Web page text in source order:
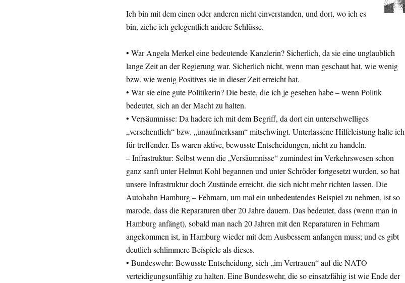
Ich bin mit dem einen oder anderen nicht einverstanden, und dort, wo ich es
bin, ziehe ich gelegentlich andere Schlüsse.
• War Angela Merkel eine bedeutende Kanzlerin? Sicherlich, da sie eine unglaublich
lange Zeit an der Regierung war. Sicherlich nicht, wenn man geschaut hat, wie wenig
bzw. wie wenig Positives sie in dieser Zeit erreicht hat.
• War sie eine gute Politikerin? Die beste, die ich je gesehen habe – wenn Politik
bedeutet, sich an der Macht zu halten.
• Versäumnisse: Da hadere ich mit dem Begriff, da dort ein unterschwelliges
„versehentlich“ bzw. „unaufmerksam“ mitschwingt. Unterlassene Hilfeleistung halte ich
für treffender. Es waren aktive, bewusste Entscheidungen, nicht zu handeln.
– Infrastruktur: Selbst wenn die „Versäumnisse“ zumindest im Verkehrswesen schon
ganz sanft unter Helmut Kohl begannen und unter Schröder fortgesetzt wurden, so hat
unsere Infrastruktur doch Zustände erreicht, die sich nicht mehr richten lassen. Die
Autobahn Hamburg – Fehmarn, um mal ein unbedeutendes Beispiel zu nehmen, ist so
marode, dass die Reparaturen über 20 Jahre dauern. Das bedeutet, dass (wenn man in
Hamburg anfängt), sobald man nach 20 Jahren mit den Reparaturen in Fehmarn
angekommen ist, in Hamburg wieder mit dem Ausbessern anfangen muss; und es gibt
deutlich schlimmere Beispiele als dieses.
• Bundeswehr: Bewusste Entscheidung, sich „im Vertrauen“ auf die NATO
verteidigungsunfähig zu halten. Eine Bundeswehr, die so einsatzfähig ist wie Ende der